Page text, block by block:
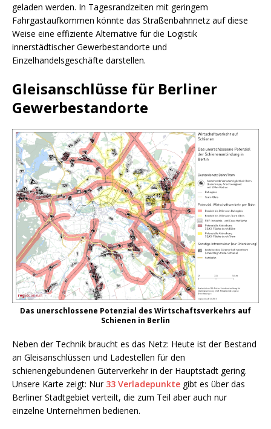
geladen werden. In Tagesrandzeiten mit geringem
Fahrgastaufkommen könnte das Straßenbahnnetz auf diese
Weise eine effiziente Alternative für die Logistik
innerstädtischer Gewerbestandorte und
Einzelhandelsgeschäfte darstellen.
Gleisanschlüsse für Berliner
Gewerbestandorte
Das unerschlossene Potenzial des Wirtschaftsverkehrs auf
Schienen in Berlin
Neben der Technik braucht es das Netz: Heute ist der Bestand
an Gleisanschlüssen und Ladestellen für den
schienengebundenen Güterverkehr in der Hauptstadt gering.
Unsere Karte zeigt: Nur 33 Verladepunkte gibt es über das
Berliner Stadtgebiet verteilt, die zum Teil aber auch nur
einzelne Unternehmen bedienen.